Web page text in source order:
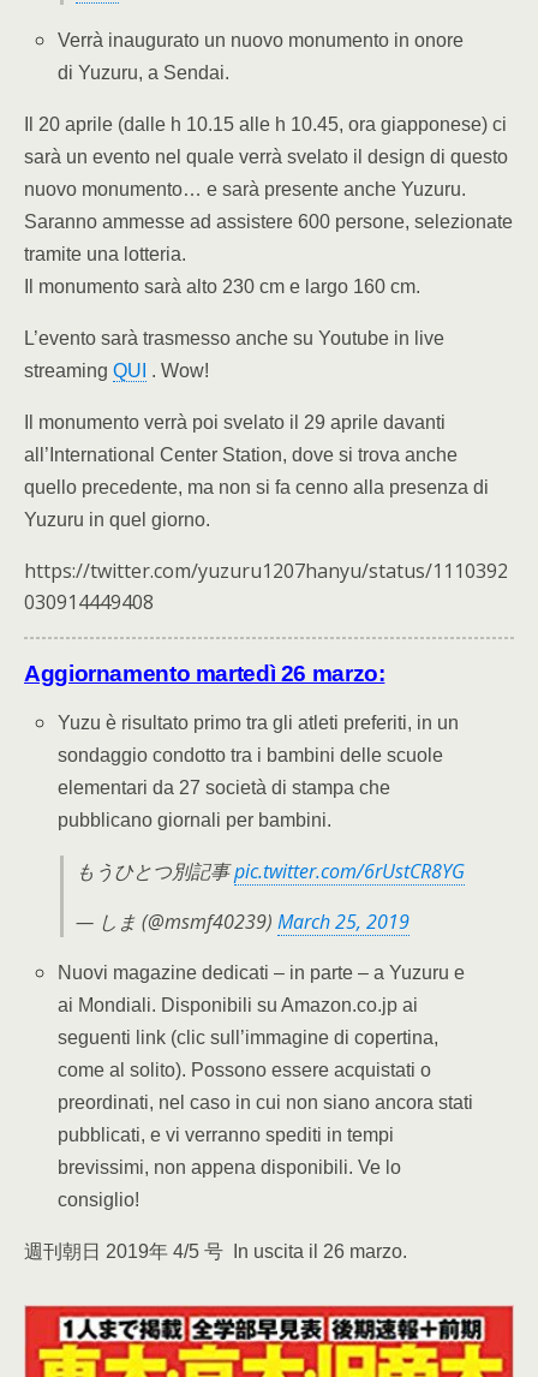
Verrà inaugurato un nuovo monumento in onore
di Yuzuru, a Sendai.
Il 20 aprile (dalle h 10.15 alle h 10.45, ora giapponese) ci
sarà un evento nel quale verrà svelato il design di questo
nuovo monumento… e sarà presente anche Yuzuru.
Saranno ammesse ad assistere 600 persone, selezionate
tramite una lotteria.
Il monumento sarà alto 230 cm e largo 160 cm.
L’evento sarà trasmesso anche su Youtube in live
streaming QUI . Wow!
Il monumento verrà poi svelato il 29 aprile davanti
all’International Center Station, dove si trova anche
quello precedente, ma non si fa cenno alla presenza di
Yuzuru in quel giorno.
https://twitter.com/yuzuru1207hanyu/status/1110392
030914449408
Aggiornamento martedì 26 marzo:
Yuzu è risultato primo tra gli atleti preferiti, in un
sondaggio condotto tra i bambini delle scuole
elementari da 27 società di stampa che
pubblicano giornali per bambini.
もうひとつ別記事pic.twitter.com/6rUstCR8YG
— しま (@msmf40239) March 25, 2019
Nuovi magazine dedicati – in parte – a Yuzuru e
ai Mondiali. Disponibili su Amazon.co.jp ai
seguenti link (clic sull’immagine di copertina,
come al solito). Possono essere acquistati o
preordinati, nel caso in cui non siano ancora stati
pubblicati, e vi verranno spediti in tempi
brevissimi, non appena disponibili. Ve lo
consiglio!
週刊朝日 2019年 4/5 号 In uscita il 26 marzo.